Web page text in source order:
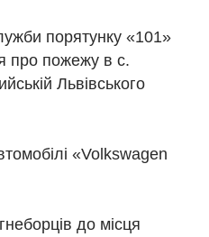
порятунку «101»
про пожежу в с.
Львівського
«Volkswagen
до місця